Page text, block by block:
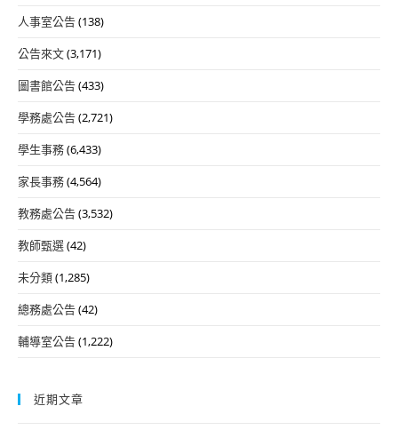
人事室公告(138)
公告來文(3,171)
圖書館公告(433)
學務處公告(2,721)
學生事務(6,433)
家長事務(4,564)
教務處公告(3,532)
教師甄選(42)
未分類(1,285)
總務處公告(42)
輔導室公告(1,222)
近期文章